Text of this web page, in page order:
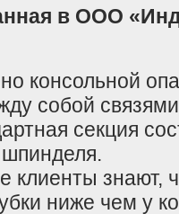
в ООО
консольной
собой
секция
шпинделя.
клиенты знают,
ниже чем у